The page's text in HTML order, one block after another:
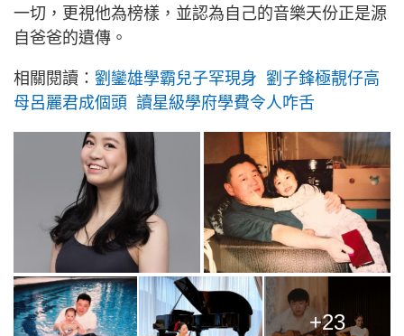
一切，更視他為榜樣，並認為自己的音樂天份正是源
自爸爸的遺傳。
相關閱讀： 劉鑾雄學霸兒子罕現身 劉子鋒極靚仔高
母呂麗君成個頭 讀星級學府學費令人咋舌
+23